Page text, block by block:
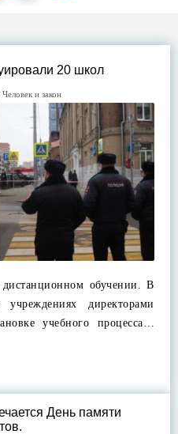
20 школ
Человек и закон
дистанционном обучении. В
учреждениях директорами
учебного процесса…
День памяти